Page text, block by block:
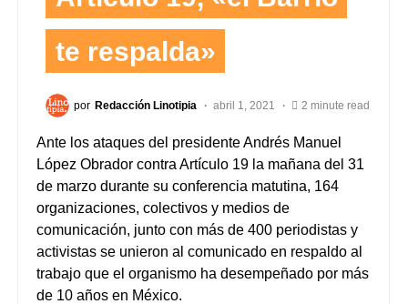
te respalda»
por Redacción Linotipia abril 1, 2021 2 minute read
Ante los ataques del presidente Andrés Manuel
López Obrador contra Artículo 19 la mañana del 31
de marzo durante su conferencia matutina, 164
organizaciones, colectivos y medios de
comunicación, junto con más de 400 periodistas y
activistas se unieron al comunicado en respaldo al
trabajo que el organismo ha desempeñado por más
de 10 años en México.